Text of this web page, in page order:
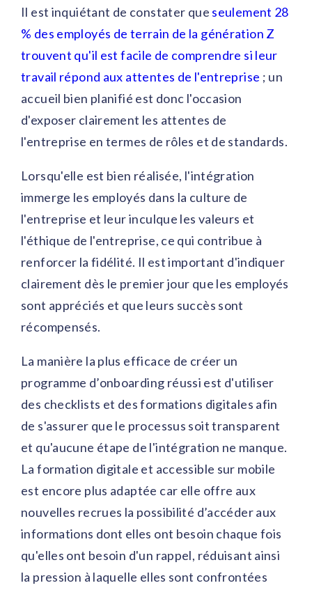
Il est inquiétant de constater que seulement 28
% des employés de terrain de la génération Z
trouvent qu'il est facile de comprendre si leur
travail répond aux attentes de l'entreprise ; un
accueil bien planifié est donc l'occasion
d'exposer clairement les attentes de
l'entreprise en termes de rôles et de standards.
Lorsqu'elle est bien réalisée, l'intégration
immerge les employés dans la culture de
l'entreprise et leur inculque les valeurs et
l'éthique de l'entreprise, ce qui contribue à
renforcer la fidélité. Il est important d'indiquer
clairement dès le premier jour que les employés
sont appréciés et que leurs succès sont
récompensés.
La manière la plus efficace de créer un
programme d’onboarding réussi est d'utiliser
des checklists et des formations digitales afin
de s'assurer que le processus soit transparent
et qu'aucune étape de l'intégration ne manque.
La formation digitale et accessible sur mobile
est encore plus adaptée car elle offre aux
nouvelles recrues la possibilité d’accéder aux
informations dont elles ont besoin chaque fois
qu'elles ont besoin d'un rappel, réduisant ainsi
la pression à laquelle elles sont confrontées